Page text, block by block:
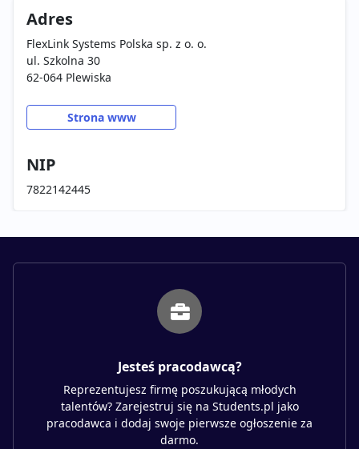
Adres
FlexLink Systems Polska sp. z o. o.
ul. Szkolna 30
62-064 Plewiska
Strona www
NIP
7822142445
Jesteś pracodawcą?
Reprezentujesz firmę poszukującą młodych
talentów? Zarejestruj się na Students.pl jako
pracodawca i dodaj swoje pierwsze ogłoszenie za
darmo.